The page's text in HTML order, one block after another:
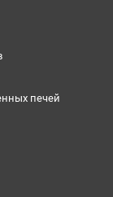
печей